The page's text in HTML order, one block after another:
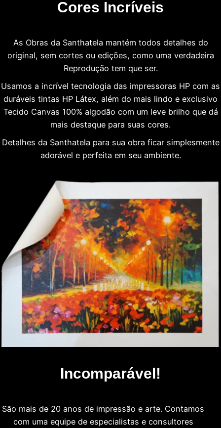
Cores Incríveis
As Obras da Santhatela mantém todos detalhes do
original, sem cortes ou edições, como uma verdadeira
Reprodução tem que ser.
Usamos a incrível tecnologia das impressoras HP com as
duráveis tintas HP Látex, além do mais lindo e exclusivo
Tecido Canvas 100% algodão com um leve brilho que dá
mais destaque para suas cores.
Detalhes da Santhatela para sua obra ficar simplesmente
adorável e perfeita em seu ambiente.
Incomparável!
São mais de 20 anos de impressão e arte. Contamos
com uma equipe de especialistas e consultores